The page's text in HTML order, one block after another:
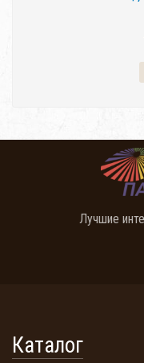
Лучшие
Каталог